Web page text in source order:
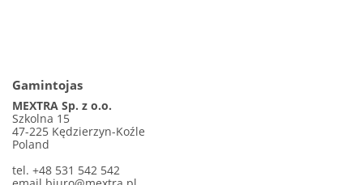
Gamintojas
MEXTRA Sp. z o.o.
Szkolna 15
47-225 Kędzierzyn-Koźle
Poland
tel. +48 531 542 542